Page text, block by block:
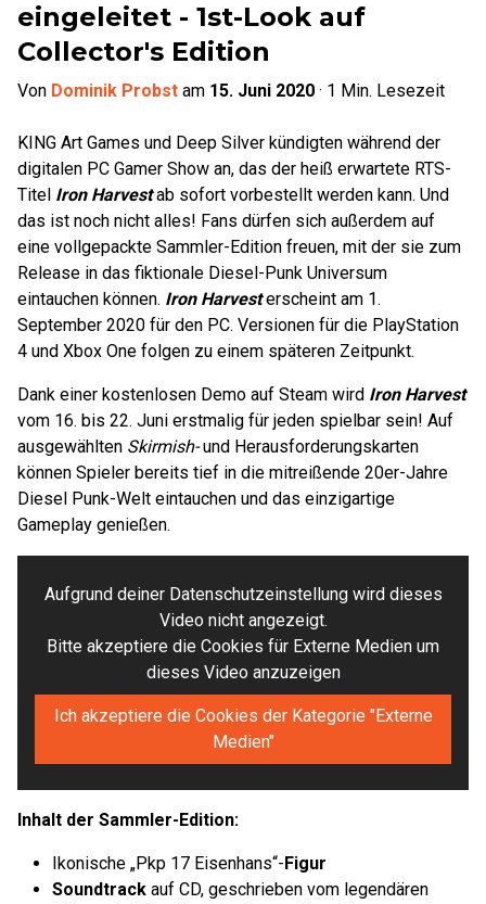
eingeleitet - 1st-Look auf
Collector's Edition
Von Dominik Probst am 15. Juni 2020 · 1 Min. Lesezeit
KING Art Games und Deep Silver kündigten während der
digitalen PC Gamer Show an, das der heiß erwartete RTS-
Titel Iron Harvestab sofort vorbestellt werden kann. Und
das ist noch nicht alles! Fans dürfen sich außerdem auf
eine vollgepackte Sammler-Edition freuen, mit der sie zum
Release in das fiktionale Diesel-Punk Universum
eintauchen können. Iron Harvesterscheint am 1.
September 2020 für den PC. Versionen für die PlayStation
4 und Xbox One folgen zu einem späteren Zeitpunkt.
Dank einer kostenlosen Demo auf Steam wird Iron Harvest
vom 16. bis 22. Juni erstmalig für jeden spielbar sein! Auf
ausgewählten Skirmish-und Herausforderungskarten
können Spieler bereits tief in die mitreißende 20er-Jahre
Diesel Punk-Welt eintauchen und das einzigartige
Gameplay genießen.
Aufgrund deiner Datenschutzeinstellung wird dieses
Video nicht angezeigt.
Bitte akzeptiere die Cookies für Externe Medien um
dieses Video anzuzeigen
Ich akzeptiere die Cookies der Kategorie "Externe
Medien"
Inhalt der Sammler-Edition:
Ikonische „Pkp 17 Eisenhans“-Figur
Soundtrack auf CD, geschrieben vom legendären